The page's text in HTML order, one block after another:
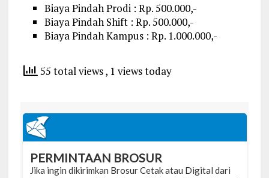
Biaya Pindah Prodi : Rp. 500.000,-
Biaya Pindah Shift : Rp. 500.000,-
Biaya Pindah Kampus : Rp. 1.000.000,-
55 total views, 1 views today